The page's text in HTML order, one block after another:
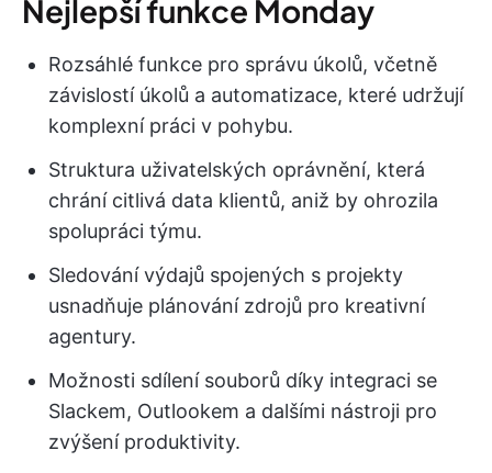
Nejlepší funkce Monday
Rozsáhlé funkce pro správu úkolů, včetně
závislostí úkolů a automatizace, které udržují
komplexní práci v pohybu.
Struktura uživatelských oprávnění, která
chrání citlivá data klientů, aniž by ohrozila
spolupráci týmu.
Sledování výdajů spojených s projekty
usnadňuje plánování zdrojů pro kreativní
agentury.
Možnosti sdílení souborů díky integraci se
Slackem, Outlookem a dalšími nástroji pro
zvýšení produktivity.